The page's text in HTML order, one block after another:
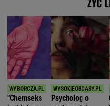
ŻYĆ
"Chemseks
Psycholog o